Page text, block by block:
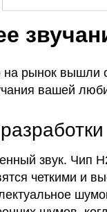
на рынок вышли
вашей
звук. Чип
четкими и